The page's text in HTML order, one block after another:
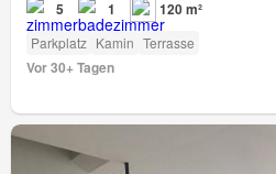
5 1 120 m²
Parkplatz Kamin Terrasse
Vor 30+ Tagen